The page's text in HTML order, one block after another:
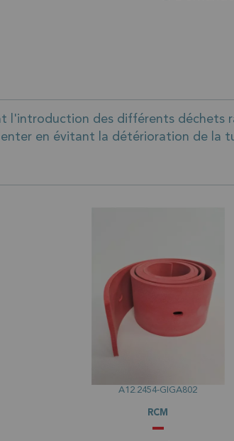
des différents déchets
en évitant la détérioration de la
A12.2454-GIGA802
RCM